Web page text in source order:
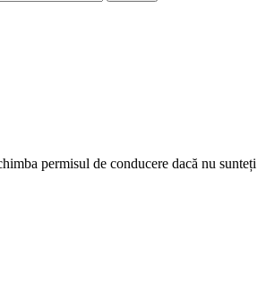
permisul de conducere dacă nu sunteți